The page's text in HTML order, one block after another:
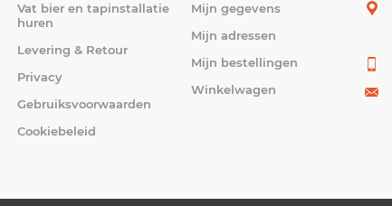
Vat bier en tapinstallatie
huren
Levering & Retour
Privacy
Gebruiksvoorwaarden
Cookiebeleid
Mijn gegevens
Mijn adressen
Mijn bestellingen
Winkelwagen